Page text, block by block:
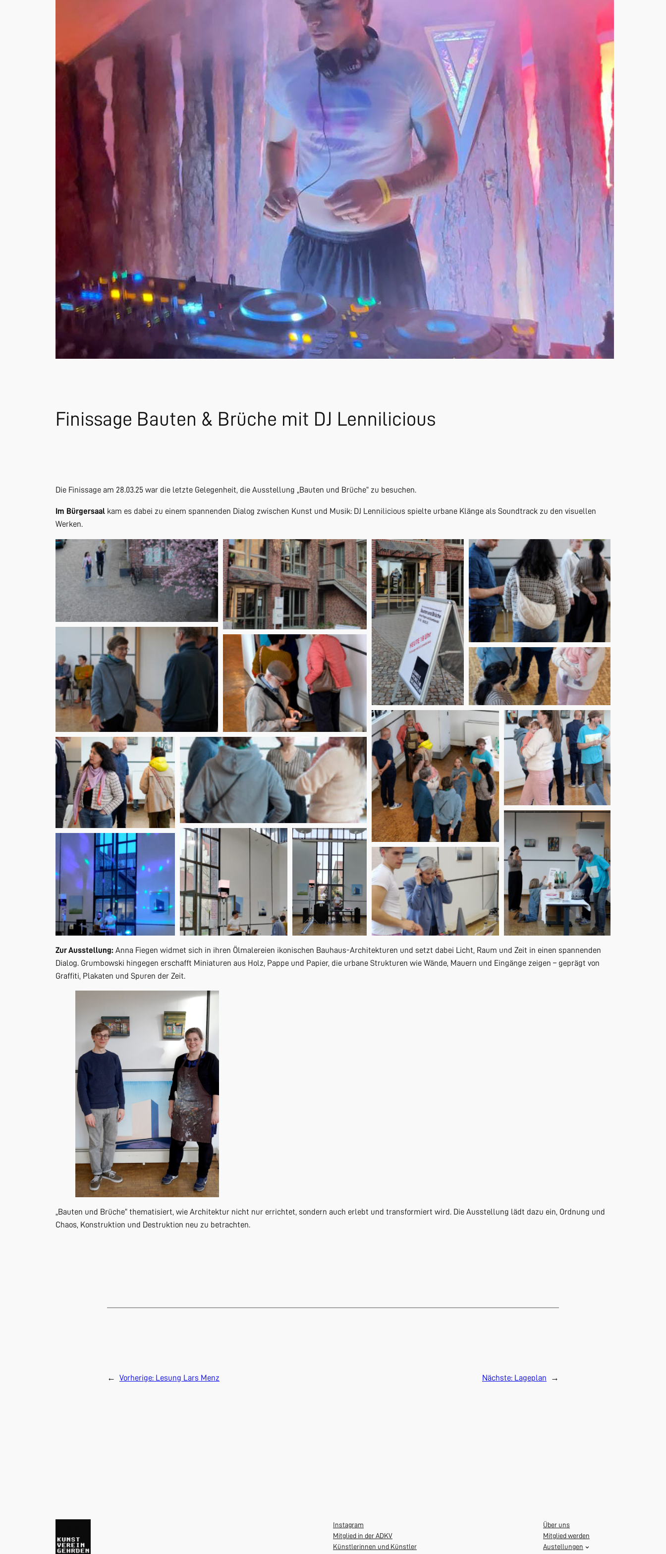
Finissage Bauten & Brüche mit DJ Lennilicious
Die Finissage am 28.03.25 war die letzte Gelegenheit, die Ausstellung „Bauten und Brüche“ zu besuchen.
Im Bürgersaal kam es dabei zu einem spannenden Dialog zwischen Kunst und Musik: DJ Lennilicious spielte urbane Klänge als Soundtrack zu den visuellen
Werken.
Zur Ausstellung: Anna Fiegen widmet sich in ihren Ölmalereien ikonischen Bauhaus-Architekturen und setzt dabei Licht, Raum und Zeit in einen spannenden
Dialog. Grumbowski hingegen erschafft Miniaturen aus Holz, Pappe und Papier, die urbane Strukturen wie Wände, Mauern und Eingänge zeigen – geprägt von
Graffiti, Plakaten und Spuren der Zeit.
„Bauten und Brüche“ thematisiert, wie Architektur nicht nur errichtet, sondern auch erlebt und transformiert wird. Die Ausstellung lädt dazu ein, Ordnung und
Chaos, Konstruktion und Destruktion neu zu betrachten.
← Vorherige: Lesung Lars Menz Nächste: Lageplan →
Instagram
Mitglied in der ADKV
Künstlerinnen und Künstler
Über uns
Mitglied werden
Austellungen